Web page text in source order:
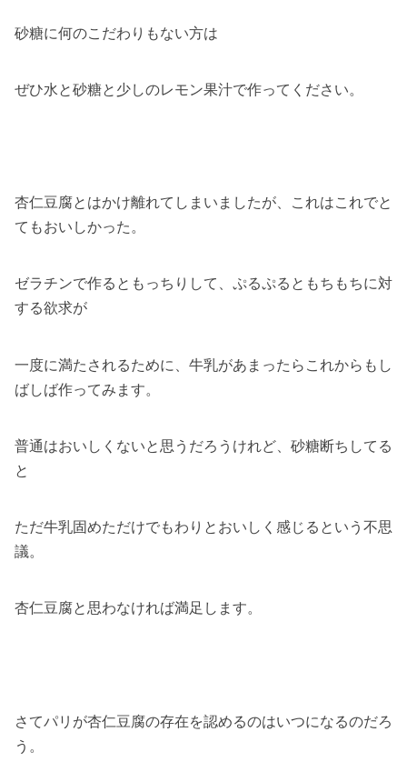
砂糖に何のこだわりもない方は
ぜひ水と砂糖と少しのレモン果汁で作ってください。
杏仁豆腐とはかけ離れてしまいましたが、これはこれでと
てもおいしかった。
ゼラチンで作るともっちりして、ぷるぷるともちもちに対
する欲求が
一度に満たされるために、牛乳があまったらこれからもし
ばしば作ってみます。
普通はおいしくないと思うだろうけれど、砂糖断ちしてる
と
ただ牛乳固めただけでもわりとおいしく感じるという不思
議。
杏仁豆腐と思わなければ満足します。
さてパリが杏仁豆腐の存在を認めるのはいつになるのだろ
う。